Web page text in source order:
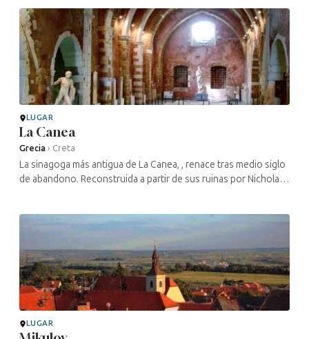
LUGAR
La Canea
Grecia › Creta
La sinagoga más antigua de La Canea, , renace tras medio siglo
de abandono. Reconstruida a partir de sus ruinas por Nicholas
LUGAR